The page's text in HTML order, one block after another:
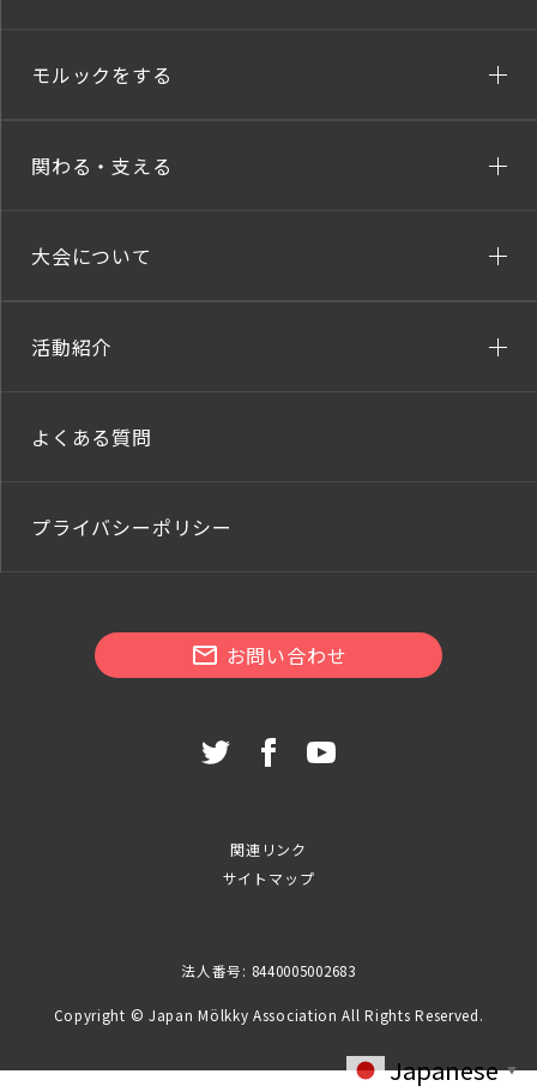
モルックをする
関わる・支える
大会について
活動紹介
よくある質問
プライバシーポリシー
お問い合わせ
関連リンク
サイトマップ
法人番号: 8440005002683
Copyright © Japan Mölkky Association All Rights Reserved.
Japanese ▼